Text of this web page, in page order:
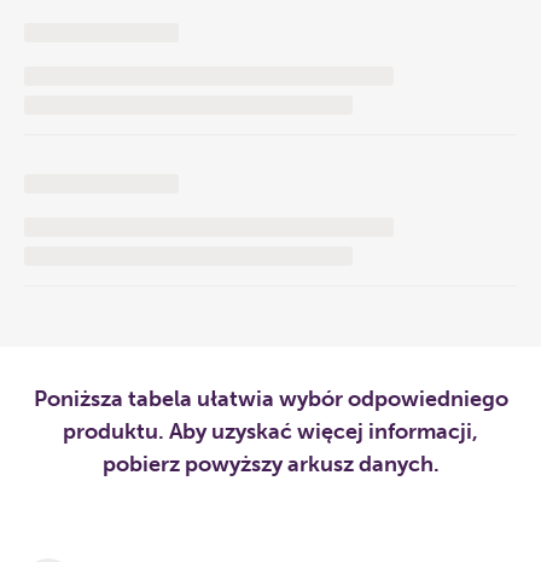
Poniższa tabela ułatwia wybór odpowiedniego
produktu. Aby uzyskać więcej informacji,
pobierz powyższy arkusz danych.